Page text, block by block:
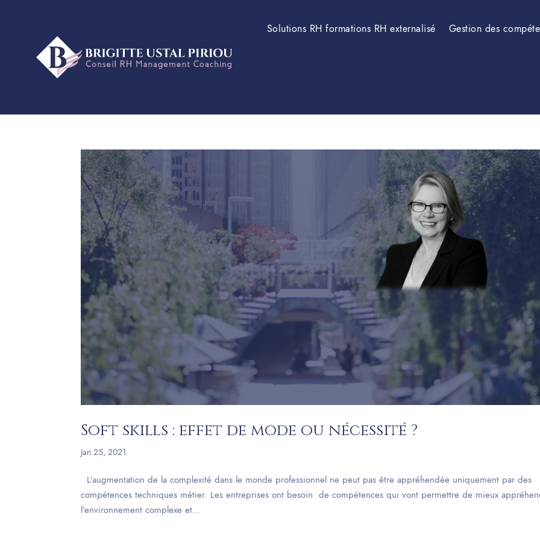
Solutions RH formations RH externalisé Gestion des
Soft skills : effet de mode ou nécessité ?
Jan 25, 2021
L’augmentation de la complexité dans le monde professionnel ne peut pas être appréhendée uniquement par des
compétences techniques métier. Les entreprises ont besoin de compétences qui vont permettre de mieux
l’environnement complexe et...